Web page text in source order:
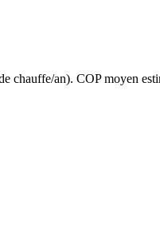
chauffe/an). COP moyen